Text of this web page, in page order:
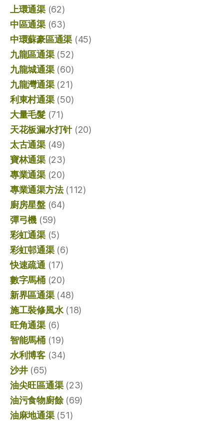
上環通渠(62)
中區通渠(63)
中環蘇豪區通渠 (45)
九龍區通渠(52)
九龍城通渠(60)
九龍灣通渠(21)
利東村通渠(50)
大量毛髮(71)
天花板漏水打针(20)
太古通渠(49)
寶林通渠(23)
專業通渠(20)
專業通渠方法(112)
廚房星盤(64)
彈弓機 (59)
彩虹通渠(5)
彩虹邨通渠(6)
快速疏通 (17)
數字馬桶(20)
新界區通渠(48)
施工裝修風水(18)
旺角通渠(6)
智能馬桶(19)
水利博客(34)
沙井(65)
油尖旺區通渠(23)
油污食物廚餘(69)
油麻地通渠(51)